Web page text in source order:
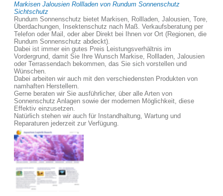
Markisen Jalousien Rollladen von Rundum Sonnenschutz
Sichtschutz
Rundum Sonnenschutz bietet Markisen, Rollladen, Jalousien, Tore,
Überdachungen, Insektenschutz nach Maß. Verkaufsberatung per
Telefon oder Mail, oder aber Direkt bei Ihnen vor Ort (Regionen, die
Rundum Sonnenschutz abdeckt).
Dabei ist immer ein gutes Preis Leistungsverhältnis im
Vordergrund, damit Sie Ihre Wunsch Markise, Rollladen, Jalousien
oder Terrassendach bekommen, das Sie sich vorstellen und
Wünschen.
Dabei arbeiten wir auch mit den verschiedensten Produkten von
namhaften Herstellern.
Gerne beraten wir Sie ausführlicher, über alle Arten von
Sonnenschutz Anlagen sowie der modernen Möglichkeit, diese
Effektiv einzusetzen.
Natürlich stehen wir auch für Instandhaltung, Wartung und
Reparaturen jederzeit zur Verfügung.